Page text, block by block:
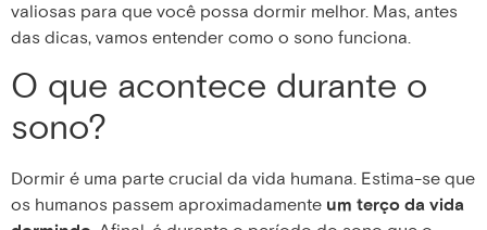
valiosas para que você possa dormir melhor. Mas, antes
das dicas, vamos entender como o sono funciona.
O que acontece durante o
sono?
Dormir é uma parte crucial da vida humana. Estima-se que
os humanos passem aproximadamente um terço da vida